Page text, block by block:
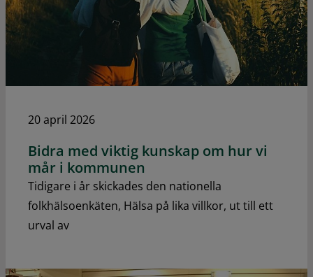
20 april 2026
Bidra med viktig kunskap om hur vi
mår i kommunen
Tidigare i år skickades den nationella
folkhälsoenkäten, Hälsa på lika villkor, ut till ett
urval av